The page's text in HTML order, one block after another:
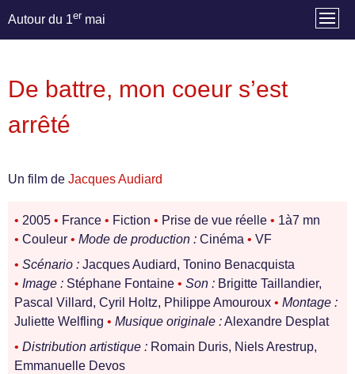
Autour du 1er mai
De battre, mon coeur s’est
arrêté
Un film de Jacques Audiard
• 2005 • France • Fiction • Prise de vue réelle • 1à7 mn
• Couleur • Mode de production : Cinéma • VF
• Scénario : Jacques Audiard, Tonino Benacquista
• Image : Stéphane Fontaine • Son : Brigitte Taillandier,
Pascal Villard, Cyril Holtz, Philippe Amouroux • Montage :
Juliette Welfling • Musique originale :Alexandre Desplat
• Distribution artistique : Romain Duris, Niels Arestrup,
Emmanuelle Devos